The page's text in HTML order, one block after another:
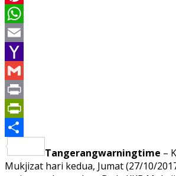
Pinterest
WhatsApp
Email
Yahoo
Mail
Gmail
Print
PrintFriendly
Share
Tangerangwarningtime –
Mukjizat hari kedua, Jumat (27/10/